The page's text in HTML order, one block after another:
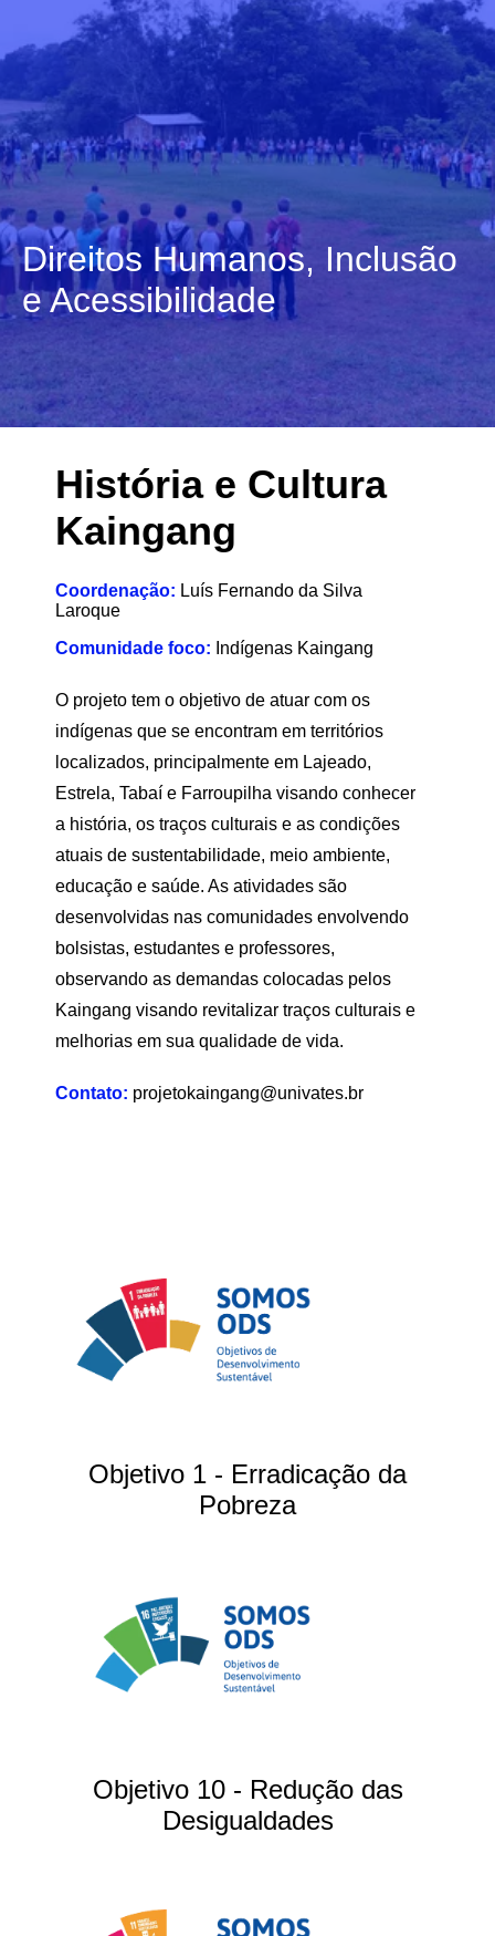
Direitos Humanos, Inclusão
e Acessibilidade
História e Cultura
Kaingang
Coordenação: Luís Fernando da Silva
Laroque
Comunidade foco: Indígenas Kaingang
O projeto tem o objetivo de atuar com os
indígenas que se encontram em territórios
localizados, principalmente em Lajeado,
Estrela, Tabaí e Farroupilha visando conhecer
a história, os traços culturais e as condições
atuais de sustentabilidade, meio ambiente,
educação e saúde. As atividades são
desenvolvidas nas comunidades envolvendo
bolsistas, estudantes e professores,
observando as demandas colocadas pelos
Kaingang visando revitalizar traços culturais e
melhorias em sua qualidade de vida.
Contato: projetokaingang@univates.br
Objetivo 1 - Erradicação da
Pobreza
Objetivo 10 - Redução das
Desigualdades